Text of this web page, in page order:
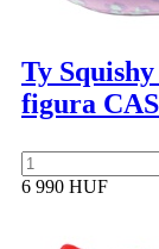
Ty
figura
6 990 HUF